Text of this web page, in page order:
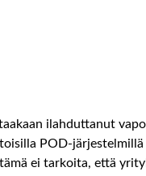
ilahduttanut
POD-
ei tarkoita, että